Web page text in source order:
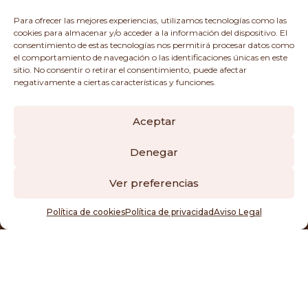
Para ofrecer las mejores experiencias, utilizamos tecnologías como las
cookies para almacenar y/o acceder a la información del dispositivo. El
consentimiento de estas tecnologías nos permitirá procesar datos como
el comportamiento de navegación o las identificaciones únicas en este
sitio. No consentir o retirar el consentimiento, puede afectar
negativamente a ciertas características y funciones.
Aceptar
Denegar
Ver preferencias
Política de cookiesPolítica de privacidadAviso Legal
La ley aplicable en caso de disputa o conflicto de
interpretación de los términos que conforman
este aviso legal, así como cualquier cuestión
relacionada con los servicios del presente portal,
será la ley española.